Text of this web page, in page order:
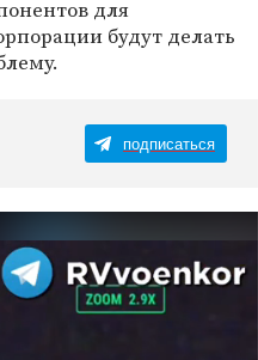
для
будут делать
подписаться